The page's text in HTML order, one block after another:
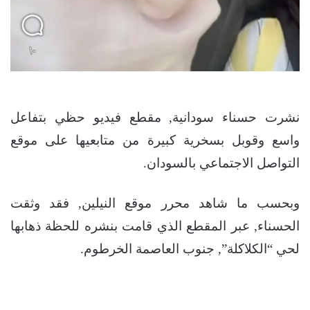
نشرت حسناء سودانية, مقطع فيديو حظي بتفاعل
واسع وقوبل بسخرية كبيرة من متابعيها على موقع
التواصل الاجتماعي بالسودان.
وبحسب ما شاهد محرر موقع النيلين, فقد وثقت
الحسناء, عبر المقطع الذي قامت بنشره للحظة ذهابها
لحي “الكلاكلة”, جنوب العاصمة الخرطوم.